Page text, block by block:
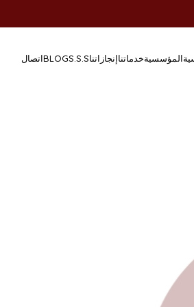
المؤسسيةخدماتناإنجازاتناS.S.S
BLOGاتصال